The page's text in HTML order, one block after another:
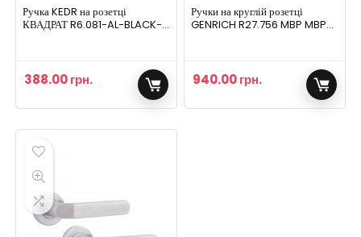
Ручка KEDR на розетці
КВАДРАТ R6.081-AL-BLACK-
388.00грн.
Ручки на круглій розетці
GENRICH R27.756 MBP MBP
940.00грн.